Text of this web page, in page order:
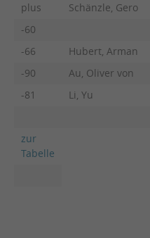
plus Schänzle, Gero
-60
-66
Hubert, Arman
-90
Au, Oliver von
-81
Li, Yu
zur
Tabelle